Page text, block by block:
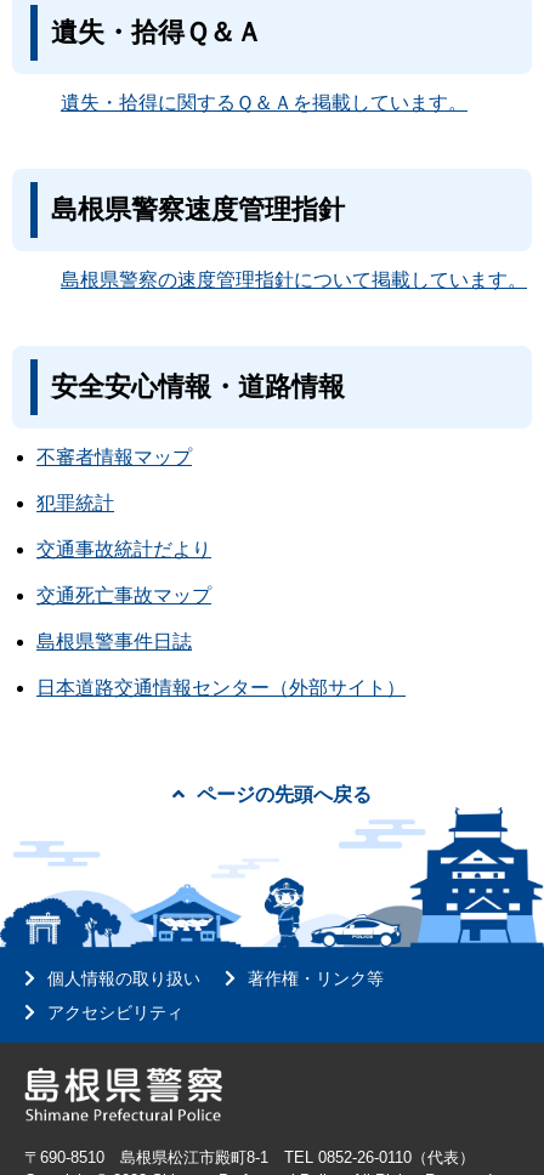
遺失・拾得Ｑ＆Ａ
遺失・拾得に関するＱ＆Ａを掲載しています。
島根県警察速度管理指針
島根県警察の速度管理指針について掲載しています。
安全安心情報・道路情報
不審者情報マップ
犯罪統計
交通事故統計だより
交通死亡事故マップ
島根県警事件日誌
日本道路交通情報センター（外部サイト）
ページの先頭へ戻る
個人情報の取り扱い
著作権・リンク等
アクセシビリティ
〒690-8510 島根県松江市殿町8-1 TEL 0852-26-0110（代表）